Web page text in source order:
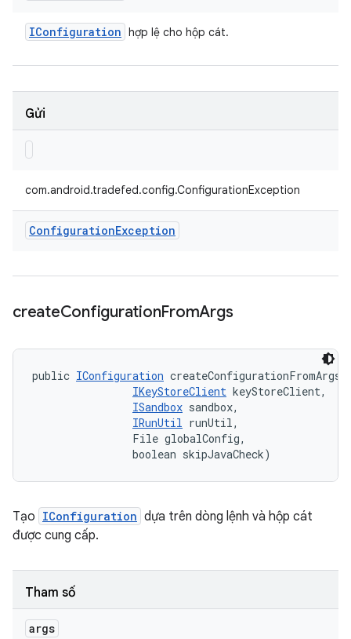
IConfiguration hợp lệ cho hộp cát.
Gửi
com.android.tradefed.config.ConfigurationException
ConfigurationException
createConfigurationFromArgs
public IConfiguration
IKeyStoreClient keyStoreClient,
ISandbox sandbox,
IRunUtil runUtil,
                File globalConfig,
                boolean skipJavaCheck)
Tạo IConfiguration dựa trên dòng lệnh và hộp cát
được cung cấp.
Tham số
args